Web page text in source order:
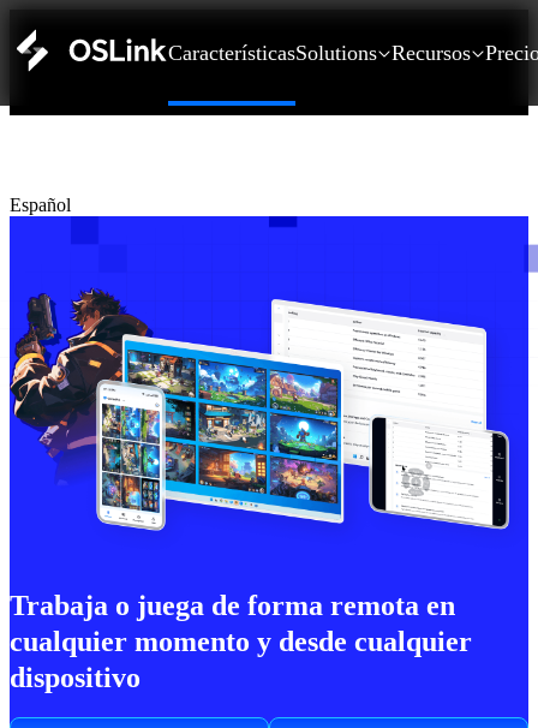
CaracterísticasSolutions Recursos
Español
Trabaja o juega de forma remota en
cualquier momento y desde cualquier
dispositivo